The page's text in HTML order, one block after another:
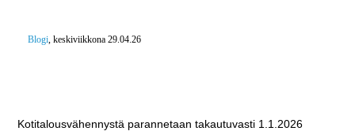
Blogi, keskiviikkona 29.04.26
Kotitalousvähennystä parannetaan takautuvasti 1.1.2026